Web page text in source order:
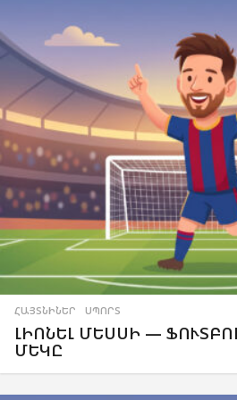
ՀԱՅՏՆԻՆԵՐ ,ՍՊՈՐՏ
ԼԻՈՆԵԼ ՄԵՍՍԻ —
ՄԵԿԸ